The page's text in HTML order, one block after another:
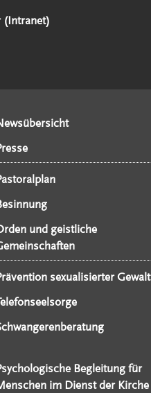
(Intranet)
und geistliche
sexualisierter Gewalt
Begleitung für
im Dienst der Kirche